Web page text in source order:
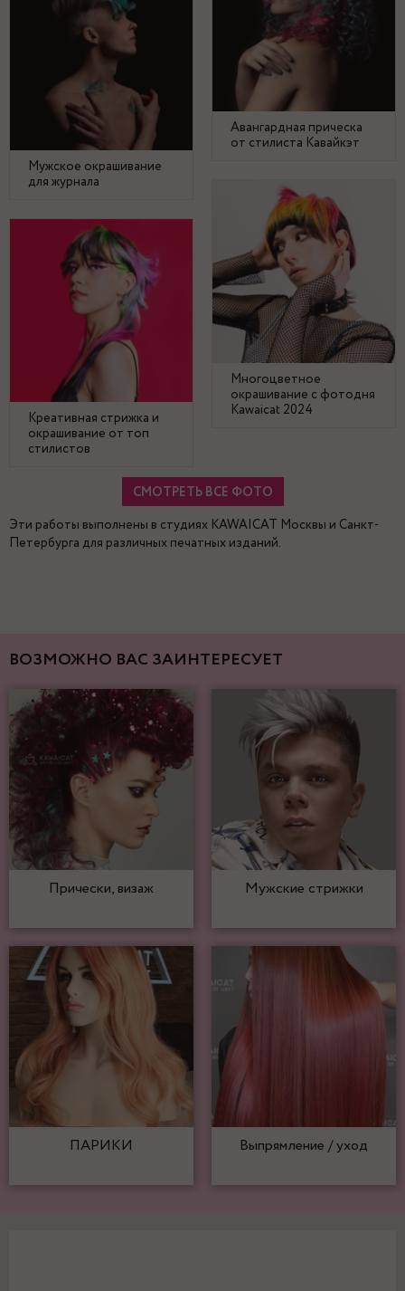
Авангардная прическа
от стилиста Кавайкэт
Мужское окрашивание
для журнала
Многоцветное
окрашивание с фотодня
Kawaicat 2024
Креативная стрижка и
окрашивание от топ
стилистов
СМОТРЕТЬ ВСЕ ФОТО
Эти работы выполнены в студиях KAWAICAT Москвы и Санкт-
Петербурга для различных печатных изданий.
ВОЗМОЖНО ВАС ЗАИНТЕРЕСУЕТ
Прически, визаж Мужские стрижки
ПАРИКИ Выпрямление / уход